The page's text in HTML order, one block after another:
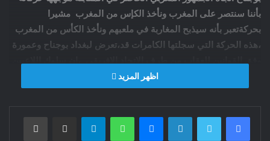
بأننا سنتصر على المغرب ونأخذ الكإس من المغرب مشيرا
بحركةتعبر بأنه سيذبح المغاربة في ملعبهم ونأخذ الكأس من المغرب
،هذه الحركة التي سجلتها الكامرات قد،تعرض لبغداد بوجناح وعمورة
الجزائريين وسلوك المناصر الجزائري الذي تبول في مدرجات ملعب
مولاي الحسن الجديد ،وتصويرالحادث ،وسرعة اعتقاله من طرف
الفدرالي الأمريكي يبعث فريقا منه إلى المغرب ،طلبا للإستفادة من
التجربة المغربية في أفق تنظيم الولايات المتحدة لكأس العالم
اظهر المزيد
فيسبوك تويتر لينكدإن ماسنجر واتساب تيلقرام مشاركة عبر البريد طباعة